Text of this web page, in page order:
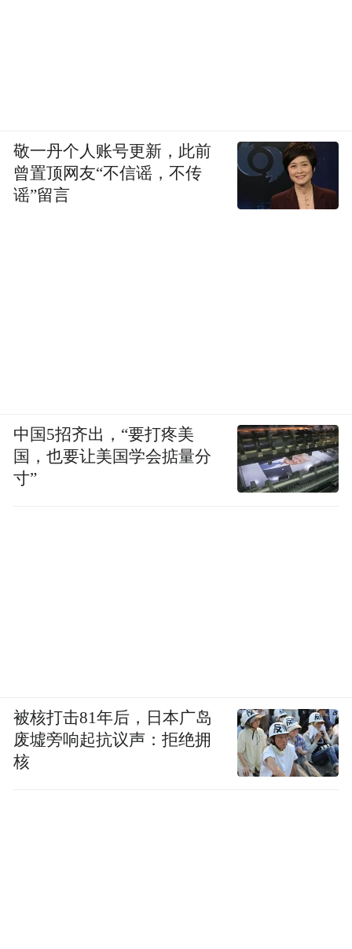
敬一丹个人账号更新，此前
曾置顶网友“不信谣，不传
谣”留言
中国5招齐出，“要打疼美
国，也要让美国学会掂量分
寸”
被核打击81年后，日本广岛
废墟旁响起抗议声：拒绝拥
核